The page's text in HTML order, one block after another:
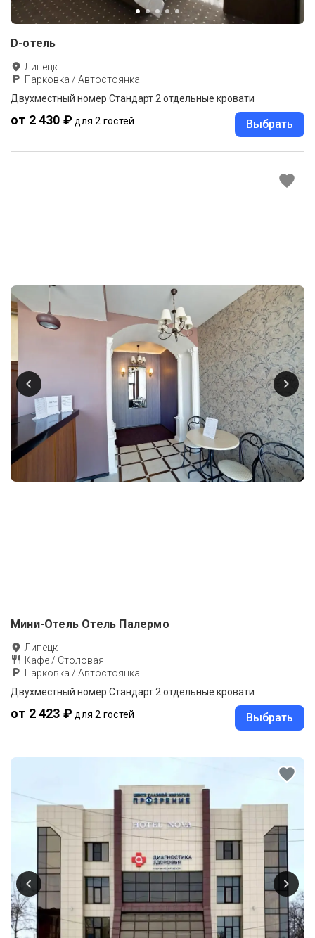
D-отель
Липецк
Парковка / Автостоянка
Двухместный номер Стандарт 2 отдельные кровати
от 2 430 ₽ для 2 гостей Выбрать
Мини-Отель Отель Палермо
Липецк
Кафе / Столовая
Парковка / Автостоянка
Двухместный номер Стандарт 2 отдельные кровати
от 2 423 ₽ для 2 гостей Выбрать